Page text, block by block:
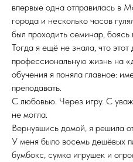
впервые одна отправилась в
города и несколько часов
был проходить семинар, боясь
Тогда я ещё не знала, что
профессиональную жизнь на
обучения я поняла главное:
преподавать.
С любовью. Через игру. С
не могла.
Вернувшись домой, я решила
У меня было восемь дешёвых
бумбокс, сумка игрушек и